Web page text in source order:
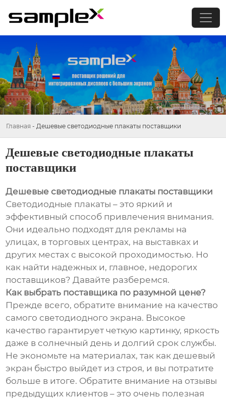
Главная - Дешевые светодиодные плакаты поставщики
Дешевые светодиодные плакаты
поставщики
Дешевые светодиодные плакаты поставщики
Светодиодные плакаты – это яркий и
эффективный способ привлечения внимания.
Они идеально подходят для рекламы на
улицах, в торговых центрах, на выставках и
других местах с высокой проходимостью. Но
как найти надежных и, главное, недорогих
поставщиков? Давайте разберемся.
Как выбрать поставщика по разумной цене?
Прежде всего, обратите внимание на качество
самого светодиодного экрана. Высокое
качество гарантирует четкую картинку, яркость
даже в солнечный день и долгий срок службы.
Не экономьте на материалах, так как дешевый
экран быстро выйдет из строя, и вы потратите
больше в итоге. Обратите внимание на отзывы
предыдущих клиентов – это очень полезная